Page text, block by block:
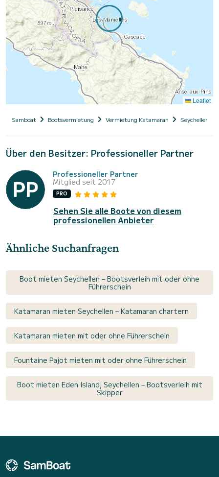
Leaflet
Samboat Bootsvermietung Vermietung Katamaran Seychellen
Über den Besitzer: Professioneller Partner
Professioneller Partner
Mitglied seit 2017
PRO
Sehen Sie alle Boote von diesem
professionellen Anbieter
Ähnliche Suchanfragen
Boot mieten Seychellen – Bootsverleih mit oder ohne
Führerschein
Katamaran mieten Seychellen – Katamaran chartern
Katamaran mieten mit oder ohne Führerschein
Fountaine Pajot mieten mit oder ohne Führerschein
Boot mieten Eden Island, Seychellen – Bootsverleih mit
Skipper